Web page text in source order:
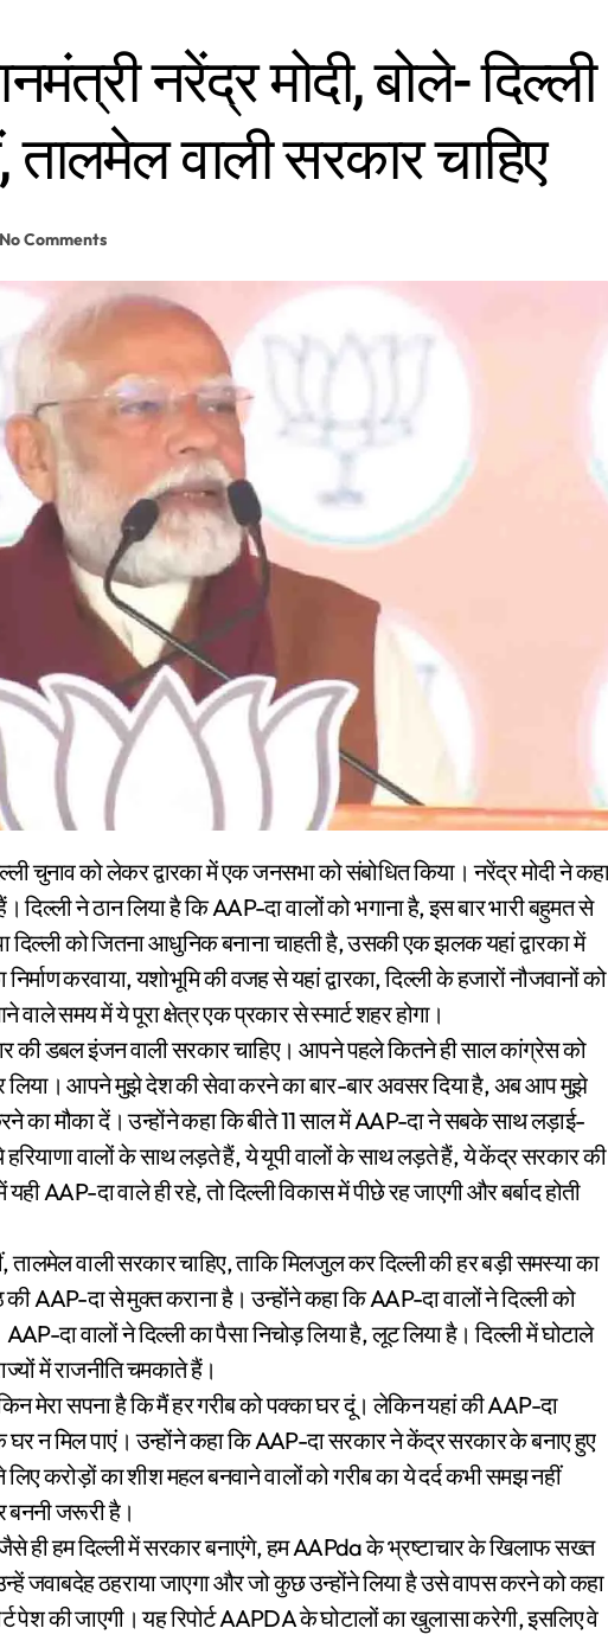
नरेंद्र मोदी, बोले- दिल्ली
तालमेल वाली सरकार चाहिए
No Comments
दिल्ली ने ठान लिया है कि AAP-दा वालों को भगाना है, इस बार भारी बहुमत से
दिल्ली को जितना आधुनिक बनाना चाहती है, उसकी एक झलक यहां द्वारका में
करवाया, यशोभूमि की वजह से यहां द्वारका, दिल्ली के हजारों नौजवानों को
वाले समय में ये पूरा क्षेत्र एक प्रकार से स्मार्ट शहर होगा।
की डबल इंजन वाली सरकार चाहिए। आपने पहले कितने ही साल कांग्रेस को
लिया। आपने मुझे देश की सेवा करने का बार-बार अवसर दिया है, अब आप मुझे
का मौका दें। उन्होंने कहा कि बीते 11 साल में AAP-दा ने सबके साथ लड़ाई-
वालों के साथ लड़ते हैं, ये यूपी वालों के साथ लड़ते हैं, ये केंद्र सरकार की
AAP-दा वाले ही रहे, तो दिल्ली विकास में पीछे रह जाएगी और बर्बाद होती
तालमेल वाली सरकार चाहिए, ताकि मिलजुल कर दिल्ली की हर बड़ी समस्या का
AAP-दा से मुक्त कराना है। उन्होंने कहा कि AAP-दा वालों ने दिल्ली को
दा वालों ने दिल्ली का पैसा निचोड़ लिया है, लूट लिया है। दिल्ली में घोटाले
में राजनीति चमकाते हैं।
मेरा सपना है कि मैं हर गरीब को पक्का घर दूं। लेकिन यहां की AAP-दा
न मिल पाएं। उन्होंने कहा कि AAP-दा सरकार ने केंद्र सरकार के बनाए हुए
करोड़ों का शीश महल बनवाने वालों को गरीब का ये दर्द कभी समझ नहीं
बननी जरूरी है।
ही हम दिल्ली में सरकार बनाएंगे, हम AAPda के भ्रष्टाचार के खिलाफ सख्त
जवाबदेह ठहराया जाएगा और जो कुछ उन्होंने लिया है उसे वापस करने को कहा
पेश की जाएगी। यह रिपोर्ट AAPDA के घोटालों का खुलासा करेगी, इसलिए वे